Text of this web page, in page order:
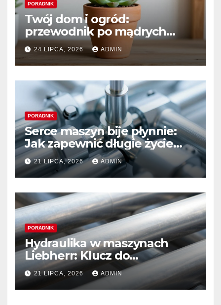
PORADNIK
Twój dom i ogród:
przewodnik po mądrych
wyborach i trwałym pięknie
24 LIPCA, 2026 ADMIN
PORADNIK
Serce maszyn bije płynnie:
Jak zapewnić długie życie
systemom hydraulicznym
Sauer Danfoss
21 LIPCA, 2026 ADMIN
PORADNIK
Hydraulika w maszynach
Liebherr: Klucz do
niezawodności i optymalnej
wydajności
21 LIPCA, 2026 ADMIN